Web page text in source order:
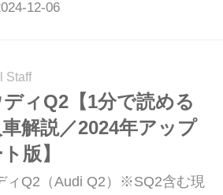
Staff
ィQ2【1分で読める
解説／2024年アップ
版】
ィQ2（Audi Q2）※SQ2含む現